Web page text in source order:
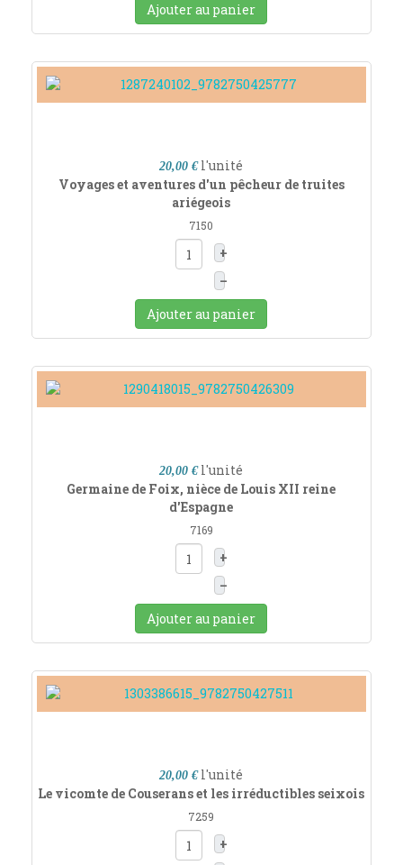
Ajouter au panier
20,00 € l'unité
Voyages et aventures d'un pêcheur de truites
ariégeois
7150
+
–
Ajouter au panier
20,00 € l'unité
Germaine de Foix, nièce de Louis XII reine
d'Espagne
7169
+
–
Ajouter au panier
20,00 € l'unité
Le vicomte de Couserans et les irréductibles seixois
7259
+